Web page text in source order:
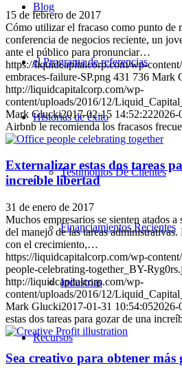
Blog
el Programa de referencias
Historias de éxito
Testimonios De Clientes
Financiamientos Recientes
Industrias
Recursos
15 de febrero de 2017
Cómo utilizar el fracaso como punto de
conferencia de negocios reciente, un
ante el público para pronunciar…
https://liquidcapitalcorp.com/wp-
embraces-failure-SP.png 431 736 Mark
http://liquidcapitalcorp.com/wp-
content/uploads/2016/12/
Mark Glucki2017-02-15 14:52:222026-
Airbnb le recomienda los fracasos
Externalizar estas dos tareas
increíble libertad
31 de enero de 2017
Muchos empresarios se sienten atados
del manejo de las tareas
con el crecimiento,…
https://liquidcapitalcorp.com/wp-
people-celebrating-together_BY-
http://liquidcapitalcorp.com/wp-
content/uploads/2016/12/
Mark Glucki2017-01-31 10:54:052026-
estas dos tareas para gozar de una
Sea creativo para obtener más